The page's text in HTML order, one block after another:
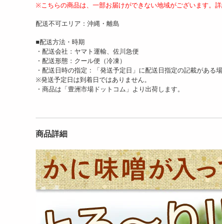
※こちらの商品は、一部お届けができない地域がございます。
配送不可エリア：沖縄・離島
■配送方法・時期
・配送会社：ヤマト運輸、佐川急便
・配送形態：クール便（冷凍）
・配送日時の指定：「発送予定日」に配送日指定の記載がある
※発送予定日は到着日ではありません。
・商品は「豊洲市場ドットコム」より出荷します。
商品詳細